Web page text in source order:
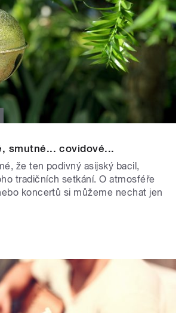
smutné... covidové...
že ten podivný asijský bacil,
tradičních setkání. O atmosféře
koncertů si můžeme nechat jen